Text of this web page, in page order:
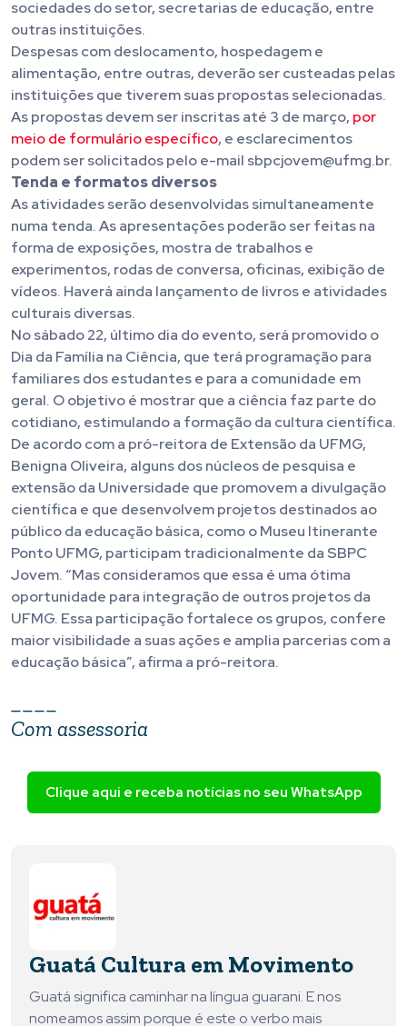
sociedades do setor, secretarias de educação, entre
outras instituições.
Despesas com deslocamento, hospedagem e
alimentação, entre outras, deverão ser custeadas pelas
instituições que tiverem suas propostas selecionadas.
As propostas devem ser inscritas até 3 de março, por
meio de formulário específico, e esclarecimentos
podem ser solicitados pelo e-mail sbpcjovem@ufmg.br.
Tenda e formatos diversos
As atividades serão desenvolvidas simultaneamente
numa tenda. As apresentações poderão ser feitas na
forma de exposições, mostra de trabalhos e
experimentos, rodas de conversa, oficinas, exibição de
vídeos. Haverá ainda lançamento de livros e atividades
culturais diversas.
No sábado 22, último dia do evento, será promovido o
Dia da Família na Ciência, que terá programação para
familiares dos estudantes e para a comunidade em
geral. O objetivo é mostrar que a ciência faz parte do
cotidiano, estimulando a formação da cultura científica.
De acordo com a pró-reitora de Extensão da UFMG,
Benigna Oliveira, alguns dos núcleos de pesquisa e
extensão da Universidade que promovem a divulgação
científica e que desenvolvem projetos destinados ao
público da educação básica, como o Museu Itinerante
Ponto UFMG, participam tradicionalmente da SBPC
Jovem. “Mas consideramos que essa é uma ótima
oportunidade para integração de outros projetos da
UFMG. Essa participação fortalece os grupos, confere
maior visibilidade a suas ações e amplia parcerias com a
educação básica”, afirma a pró-reitora.
Com assessoria
Clique aqui e receba notícias no seu WhatsApp
Guatá Cultura em Movimento
Guatá significa caminhar na língua guarani. E nos
nomeamos assim porque é este o verbo mais